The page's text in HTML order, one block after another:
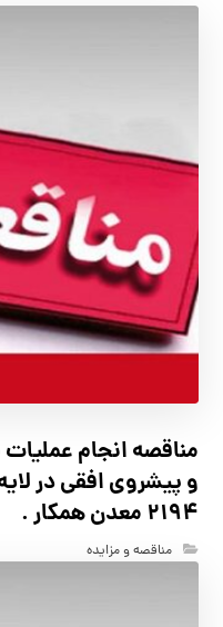
مناقصه انجام
2194 معدن همکار .
مناقصه و مزایده